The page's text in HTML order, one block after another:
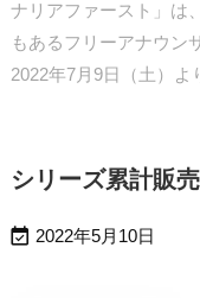
ナリアファースト」は
もあるフリーアナウン
2022年7月9日（土）よ
シリーズ累計販
 2022年5月10日